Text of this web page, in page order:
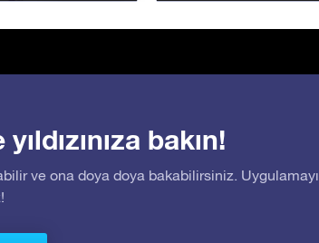
bakın!
ve ona doya doya bakabilirsiniz. Uygulamayı